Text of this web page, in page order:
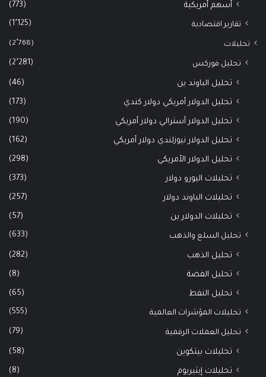
أسهم أمريكية (773)
تقارير اقتصادية (1٬125)
تحليلات (2٬768)
تحليل فوركس (2٬281)
تحليل الباوند ين (46)
تحليل الدولار أمريكي دولار كندي (173)
تحليل الدولار أسترالي دولار أمريكي (190)
تحليل الدولار نيوزلندي دولار أمريكي (162)
تحليل الدولار الأمريكي (298)
تحليلات اليورو دولار (373)
تحليلات الباوند دولار (257)
تحليلات الدولار ين (57)
تحليل السلع والذهب (633)
تحليل الذهب (282)
تحليل الفضة (8)
تحليل النفط (65)
تحليلات المؤشرات العالمية (555)
تحليل العملات الرقمية (79)
تحليلات بيتكوين (58)
تحليلات إيثيريوم (8)